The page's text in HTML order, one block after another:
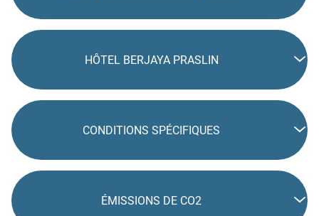
HÔTEL BERJAYA PRASLIN
CONDITIONS SPÉCIFIQUES
ÉMISSIONS DE CO2